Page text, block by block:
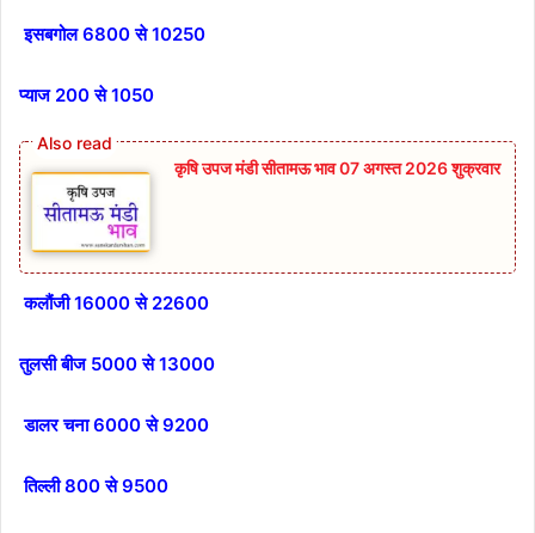
इसबगोल 6800 से 10250
प्याज 200 से 1050
कृषि उपज मंडी सीतामऊ भाव 07 अगस्त 2026 शुक्रवार
कलौंजी 16000 से 22600
तुलसी बीज 5000 से 13000
डालर चना 6000 से 9200
तिल्ली 800 से 9500